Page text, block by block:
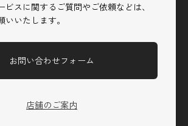
ビスに関するご質問やご依頼などは、
いいたします。
お問い合わせフォーム
店舗のご案内